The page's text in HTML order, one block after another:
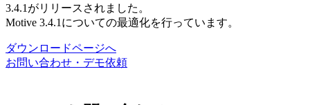
3.4.1がリリースされました。
Motive 3.4.1についての最適化を行っています。
ダウンロードページへ
お問い合わせ・デモ依頼